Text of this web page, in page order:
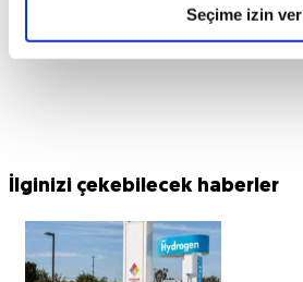
Seçime izin ver
İlginizi çekebilecek haberler